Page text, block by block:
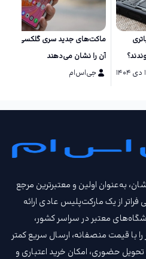
آن را نشان می‌دهند
جی‌اس‌ام
درخشان، به‌عنوان اولین و معتبرترین مرجع
از یک مارکت‌پلیس عادی ارائه
معتبر در سراسر کشور،
با قیمت‌ منصفانه، ارسال سریع کمتر
تحویل حضوری، امکان خرید اعتباری و